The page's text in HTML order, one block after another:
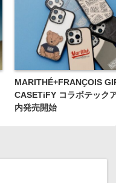
MARITHÉ+FRANҪOIS
CASETiFY コラボテック
内発売開始